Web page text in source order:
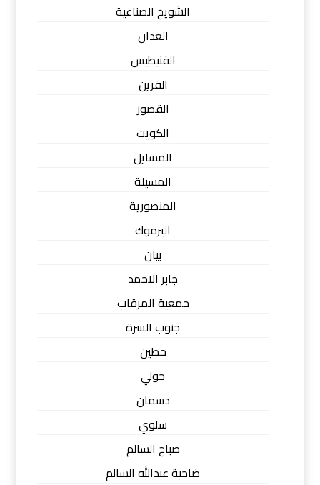
الشويخ الصناعية
العدان
الفنيطيس
القرين
القصور
الكويت
المسايل
المسيلة
المنصورية
اليرموك
بيان
جابر الاحمد
جمعية المرقاب
جنوب السرة
حطين
حولي
دسمان
سلوي
صباح السالم
ضاحية عبدالله السالم